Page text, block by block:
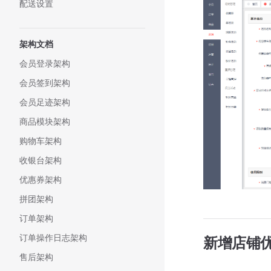
配送设置
架构文档
会员登录架构
会员签到架构
会员足迹架构
商品模块架构
购物车架构
收银台架构
优惠券架构
拼团架构
订单架构
订单操作日志架构
售后架构
新增店铺